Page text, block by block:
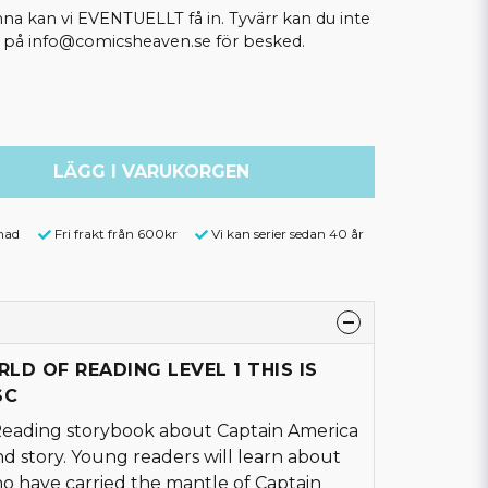
kan vi EVENTUELLT få in. Tyvärr kan du inte
info@comicsheaven.se för besked.
LÄGG I VARUKORGEN
Fri frakt från 600kr Vi kan serier sedan 40 år
OF READING LEVEL 1 THIS IS
storybook about Captain America
story. Young readers will learn about
have carried the mantle of Captain